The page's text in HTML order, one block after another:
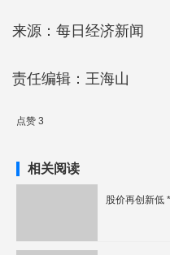
来源：每日经济新闻
责任编辑：王海山
点赞 3
相关阅读
股价再创新低